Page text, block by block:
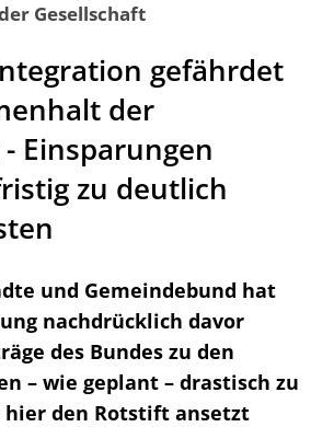
Gesellschaft
gefährdet
der
Einsparungen
zu deutlich
und Gemeindebund hat
nachdrücklich davor
des Bundes zu den
– wie geplant – drastisch zu
hier den Rotstift ansetzt